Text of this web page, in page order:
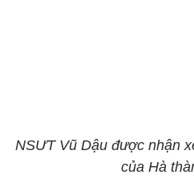
NSƯT Vũ Dậu được nhận
của Hà